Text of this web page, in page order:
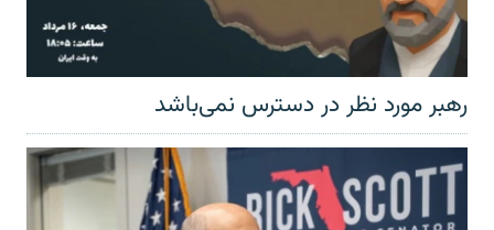
رهبر مورد نظر در دسترس نمی‌باشد